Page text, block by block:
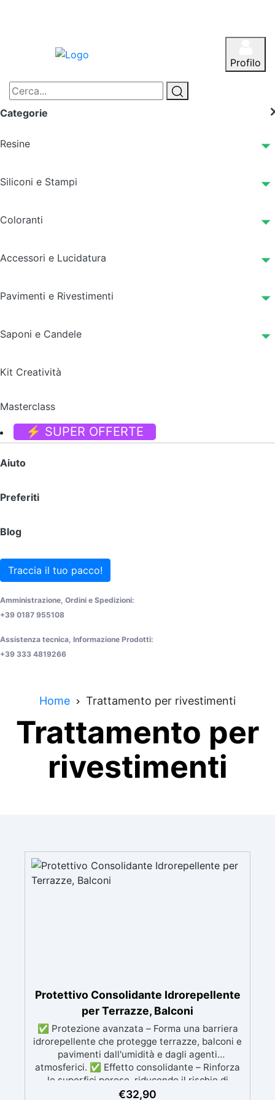
Profilo
Categorie
Resine
Siliconi e Stampi
Coloranti
Accessori e Lucidatura
Pavimenti e Rivestimenti
Saponi e Candele
Kit Creatività
Masterclass
⚡ SUPER OFFERTE
Aiuto
Preferiti
Blog
Traccia il tuo pacco!
Amministrazione, Ordini e Spedizioni:
+39 0187 955108
Assistenza tecnica, Informazione Prodotti:
+39 333 4819266
Home Trattamento per rivestimenti
Trattamento per
rivestimenti
Protettivo Consolidante Idrorepellente
per Terrazze, Balconi
✅ Protezione avanzata – Forma una barriera
idrorepellente che protegge terrazze, balconi e
pavimenti dall'umidità e dagli agenti
atmosferici. ✅ Effetto consolidante – Rinforza
le superfici porose, riducendo il rischio di
deterioramento e aumentando la durata nel
€32,90